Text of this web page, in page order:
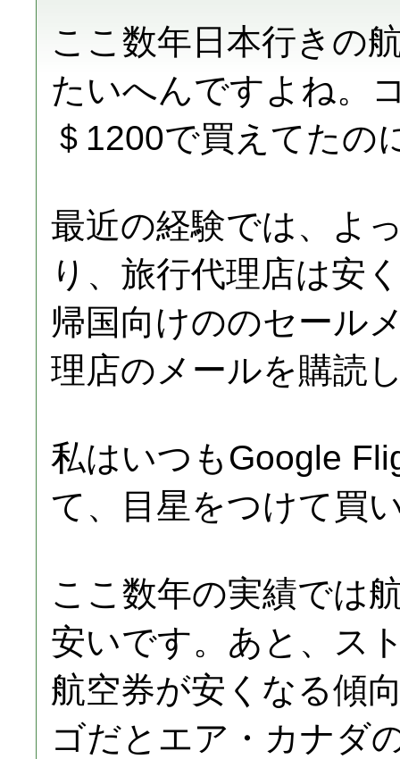
ここ数年日本行きの
たいへんですよね。
＄1200で買えてたの
最近の経験では、よ
り、旅行代理店は安
帰国向けののセール
理店のメールを購読
私はいつもGoogle
て、目星をつけて買
ここ数年の実績では
安いです。あと、ス
航空券が安くなる傾
ゴだとエア・カナダ